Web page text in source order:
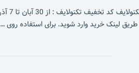
کد تخفیف تکنولایف : از 30 آبان تا 7 آذر هفته پرتخفیف تکنولایف را از دست نده!
لینک خرید وارد شوید. برای استفاده روی …